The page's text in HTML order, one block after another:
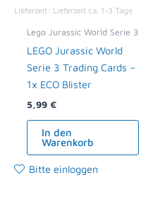
Lieferzeit: Lieferzeit ca. 1-3 Tage
Lego Jurassic World Serie 3
LEGO Jurassic World
Serie 3 Trading Cards –
1x ECO Blister
5,99 €
In den
Warenkorb
Bitte einloggen